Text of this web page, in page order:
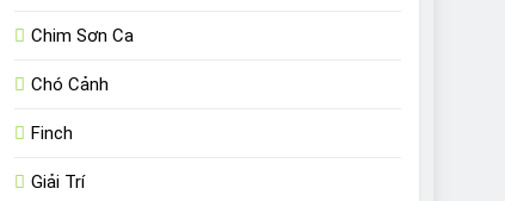
Chim Sơn Ca
Chó Cảnh
Finch
Giải Trí